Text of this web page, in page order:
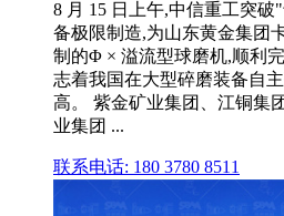
8 月 15 日上午,中信重工突
备极限制造,为山东黄金集团
制的Φ × 溢流型球磨机,顺利
志着我国在大型碎磨装备自
高。 紫金矿业集团、江铜集
业集团 ...
联系电话: 180 3780 8511